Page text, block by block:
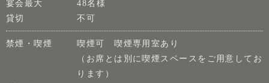
宴会最大
48名様
貸切
不可
禁煙・喫煙
喫煙可 喫煙専用室あり
（お席とは別に喫煙スペースをご用意してお
ります）